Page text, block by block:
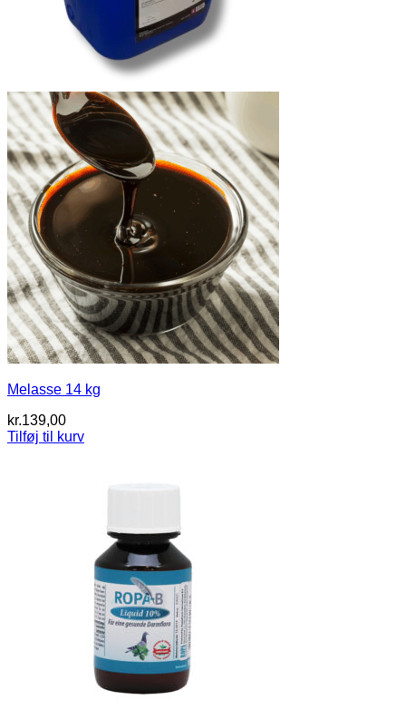
Melasse 14 kg
kr.139,00
Tilføj til kurv